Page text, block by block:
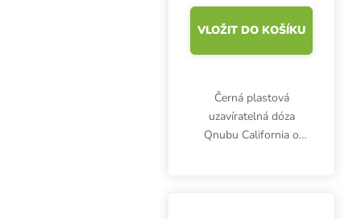
VLOŽIT DO KOŠÍKU
Černá plastová
uzavíratelná dóza
Qnubu California o